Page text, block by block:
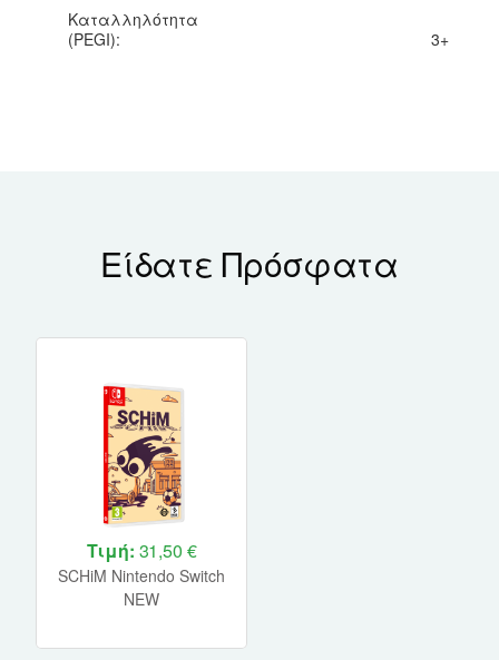
Καταλληλότητα
(PEGI):
3+
Είδατε Πρόσφατα
Τιμή: 31,50 €
SCHiM Nintendo Switch
NEW